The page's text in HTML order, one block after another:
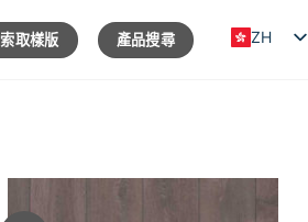
索取樣版 產品搜尋 ZH